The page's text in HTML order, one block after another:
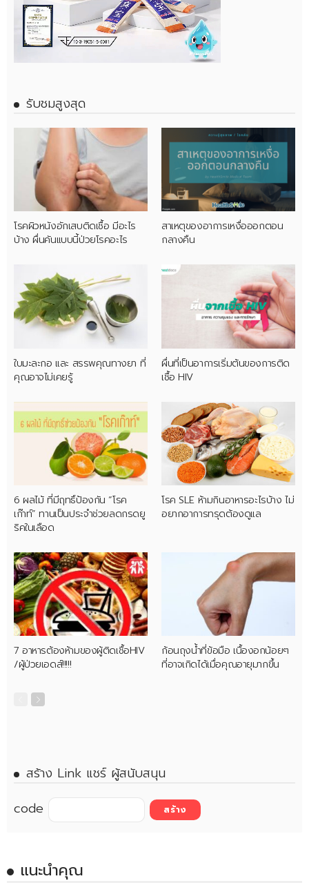
รับชมสูงสุด
โรคผิวหนังอักเสบติดเชื้อ มีอะไร
บ้าง ผื่นคันแบบนี้ป่วยโรคอะไร
สาเหตุของอาการเหงื่อออกตอน
กลางคืน
ใบมะละกอ และ สรรพคุณทางยา ที่
คุณอาจไม่เคยรู้
ผื่นที่เป็นอาการเริ่มต้นของการติด
เชื้อ HIV
6 ผลไม้ ที่มีฤทธิ์ป้องกัน “โรค
เก๊าท์” ทานเป็นประจำช่วยลดกรดยู
ริคในเลือด
โรค SLE ห้ามกินอาหารอะไรบ้าง ไม่
อยากอาการทรุดต้องดูแล
7 อาหารต้องห้ามของผู้ติดเชื้อHIV
/ผู้ป่วยเอดส์!!!!!
ก้อนถุงน้ำที่ข้อมือ เนื้องอกน้อยๆ
ที่อาจเกิดได้เมื่อคุณอายุมากขึ้น
สร้าง Link แชร์ ผู้สนับสนุน
code
แนะนำคุณ